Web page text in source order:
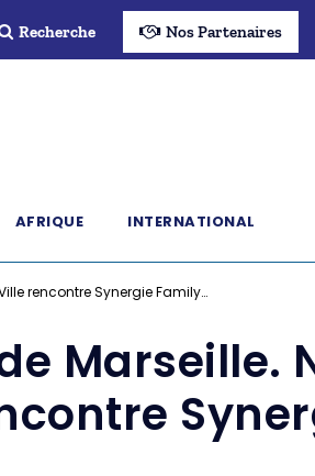
Recherche Nos Partenaires
AFRIQUE INTERNATIONAL
rencontre Synergie Family…
Marseille.